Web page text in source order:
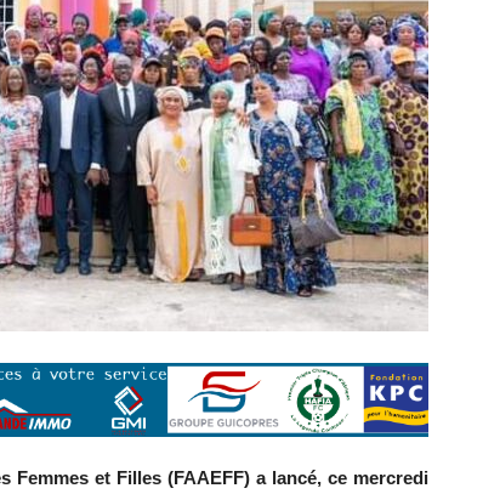
Femmes et Filles (FAAEFF) a lancé, ce mercredi